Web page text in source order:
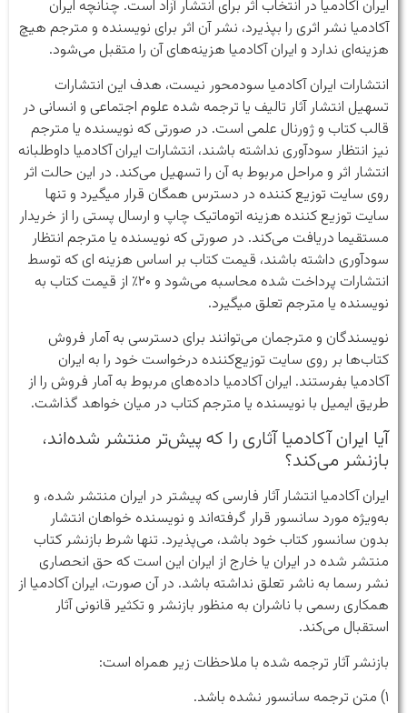
ایران آکادمیا در انتخاب اثر برای انتشار آزاد است. چنانچه ایران
آکادمیا نشر اثری را بپذیرد، نشر آن اثر برای نویسنده و مترجم هیچ
هزینه‌ای ندارد و ایران آکادمیا هزینه‌های آن را متقبل می‌شود.
انتشارات ایران آکادمیا سودمحور نیست، هدف این انتشارات
تسهیل انتشار آثار تالیف یا ترجمه شده علوم اجتماعی و انسانی در
قالب کتاب و ژورنال علمی است. در صورتی که نویسنده یا مترجم
نیز انتظار سودآوری نداشته باشند، انتشارات ایران آکادمیا داوطلبانه
انتشار اثر و مراحل مربوط به آن را تسهیل می‌کند. در این حالت اثر
روی سایت توزیع کننده در دسترس همگان قرار میگیرد و تنها
سایت توزیع کننده هزینه اتوماتیک چاپ و ارسال پستی را از خریدار
مستقیما دریافت می‌کند. در صورتی که نویسنده یا مترجم انتظار
سودآوری داشته باشند، قیمت کتاب بر اساس هزینه ای که توسط
انتشارات پرداخت شده محاسبه می‌شود و ۲۰٪ از قیمت کتاب به
نویسنده یا مترجم تعلق میگیرد.
نویسندگان و مترجمان می‌توانند برای دسترسی به آمار فروش
کتاب‌ها بر روی سایت توزیع‌کننده درخواست خود را به ایران
آکادمیا بفرستند. ایران آکادمیا داده‌های مربوط به آمار فروش را از
طریق ایمیل با نویسنده یا مترجم کتاب در میان خواهد گذاشت.
آیا ایران آکادمیا آثاری را که پیش‌تر منتشر شده‌اند،
بازنشر می‌کند؟
ایران آکادمیا انتشار آثار فارسی که پیشتر در ایران منتشر شده، و
به‌ویژه مورد سانسور قرار گرفته‌اند و نویسنده خواهان انتشار
بدون سانسور کتاب خود باشد، می‌پذیرد. تنها شرط بازنشر کتاب
منتشر شده در ایران یا خارج از ایران این است که حق انحصاری
نشر رسما به ناشر تعلق نداشته باشد. در آن صورت، ایران آکادمیا از
همکاری رسمی با ناشران به منظور بازنشر و تکثیر قانونی آثار
استقبال می‌کند.
بازنشر آثار ترجمه شده با ملاحظات زیر همراه است:
۱) متن ترجمه‌‌ سانسور نشده باشد.